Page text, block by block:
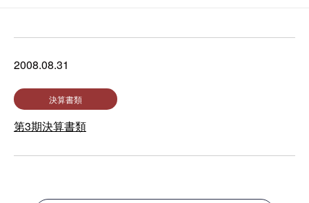
2008.08.31
決算書類
第3期決算書類